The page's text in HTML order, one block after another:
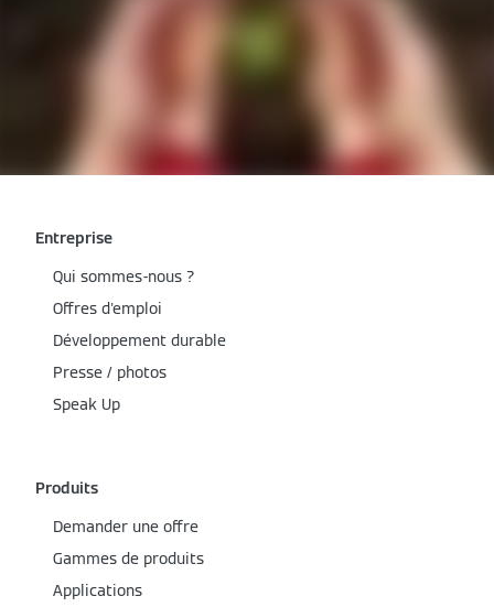
Entreprise
Qui sommes-nous ?
Offres d'emploi
Développement durable
Presse / photos
Speak Up
Produits
Demander une offre
Gammes de produits
Applications